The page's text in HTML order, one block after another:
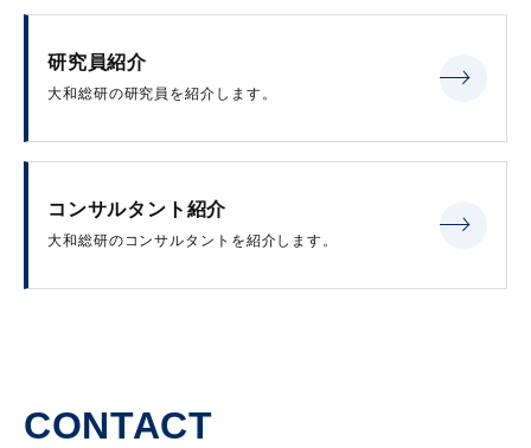
研究員紹介
大和総研の研究員を紹介します。
コンサルタント紹介
大和総研のコンサルタントを紹介します。
CONTACT